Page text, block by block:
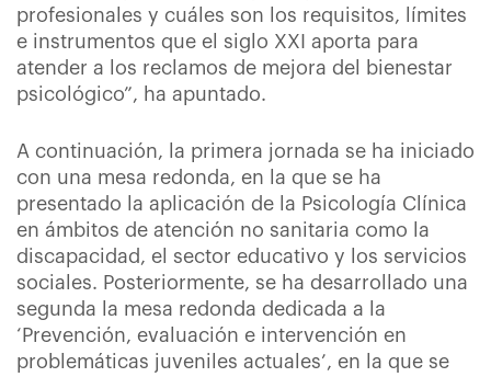
profesionales y cuáles son los requisitos, límites
e instrumentos que el siglo XXI aporta para
atender a los reclamos de mejora del bienestar
psicológico”, ha apuntado.
A continuación, la primera jornada se ha iniciado
con una mesa redonda, en la que se ha
presentado la aplicación de la Psicología Clínica
en ámbitos de atención no sanitaria como la
discapacidad, el sector educativo y los servicios
sociales. Posteriormente, se ha desarrollado una
segunda la mesa redonda dedicada a la
‘Prevención, evaluación e intervención en
problemáticas juveniles actuales’, en la que se